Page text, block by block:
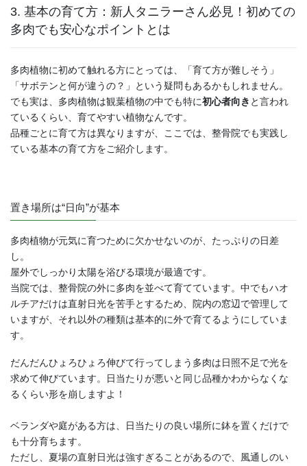
3. 基本の育て方：新人タニラーさん必見！初めての
多肉でも安心なポイントとは
多肉植物に初めて触れる方にとっては、「育て方が難しそう」
「サボテンと何が違うの？」という疑問もあるかもしれません。
でも実は、多肉植物は観葉植物の中でも特に初心者向き と言われ
ているくらい、育てやすい植物なんです。
品種ごとに育て方は異なりますが、ここでは、整骨院でも実践し
ている基本の育て方をご紹介します。
置き場所は“日向”が基本
多肉植物が元気に育つために欠かせないのが、たっぷりの日差
し。
屋外でしっかり太陽を浴びる環境が最適です。
当院では、整骨院の外に多肉を並べて育てています。中でもハオ
ルチアだけは直射日光を苦手とするため、院内の窓辺で管理して
いますが、それ以外の種類は基本的に外で育てるようにしていま
す。
だんだんひょろひょろ伸びて行ってしまう多肉は日照不足で光を
求めて伸びています。日当たりが悪いと同じ品種かわからなくな
るくらい形を崩しますよ！
ベランダや庭がある方は、日当たりの良い場所に鉢を置くだけで
も十分育ちます。
ただし、夏場の直射日光は強すぎることがあるので、風通しのい